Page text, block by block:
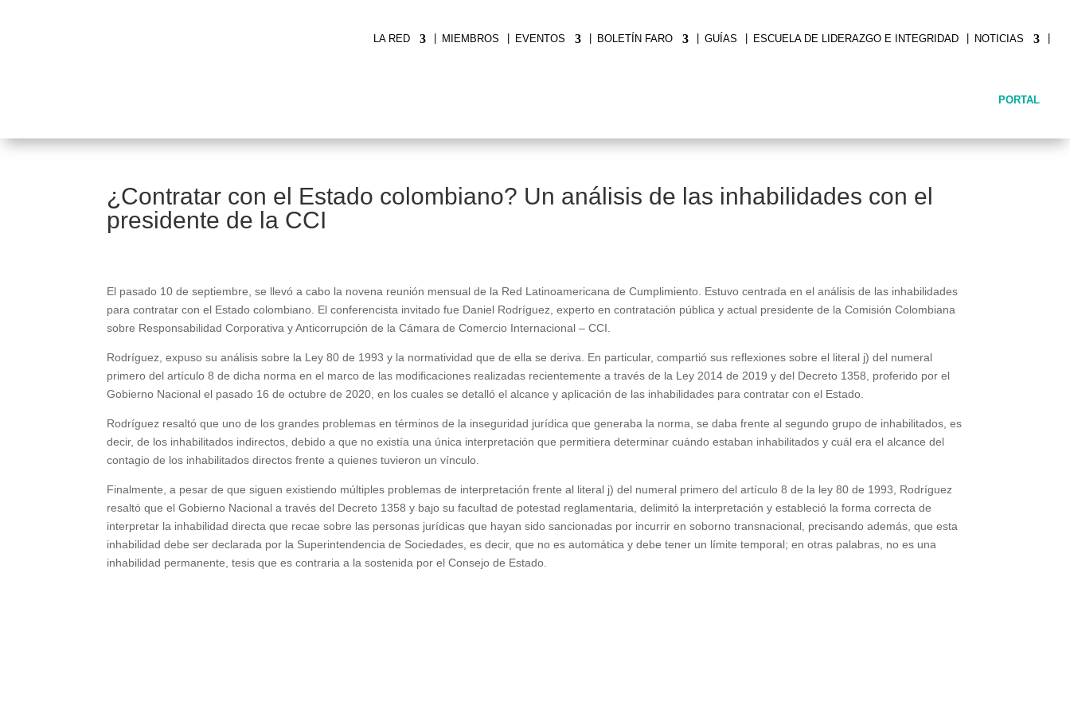
LA RED MIEMBROS EVENTOS BOLETÍN FARO GUÍAS ESCUELA DE LIDERAZGO E INTEGRIDAD NOTICIAS
PORTAL
¿Contratar con el Estado colombiano? Un análisis de las inhabilidades con el
presidente de la CCI
El pasado 10 de septiembre, se llevó a cabo la novena reunión mensual de la Red Latinoamericana de Cumplimiento. Estuvo centrada en el análisis de las inhabilidades
para contratar con el Estado colombiano. El conferencista invitado fue Daniel Rodríguez, experto en contratación pública y actual presidente de la Comisión Colombiana
sobre Responsabilidad Corporativa y Anticorrupción de la Cámara de Comercio Internacional – CCI.
Rodríguez, expuso su análisis sobre la Ley 80 de 1993 y la normatividad que de ella se deriva. En particular, compartió sus reflexiones sobre el literal j) del numeral
primero del artículo 8 de dicha norma en el marco de las modificaciones realizadas recientemente a través de la Ley 2014 de 2019 y del Decreto 1358, proferido por el
Gobierno Nacional el pasado 16 de octubre de 2020, en los cuales se detalló el alcance y aplicación de las inhabilidades para contratar con el Estado.
Rodríguez resaltó que uno de los grandes problemas en términos de la inseguridad jurídica que generaba la norma, se daba frente al segundo grupo de inhabilitados, es
decir, de los inhabilitados indirectos, debido a que no existía una única interpretación que permitiera determinar cuándo estaban inhabilitados y cuál era el alcance del
contagio de los inhabilitados directos frente a quienes tuvieron un vínculo.
Finalmente, a pesar de que siguen existiendo múltiples problemas de interpretación frente al literal j) del numeral primero del artículo 8 de la ley 80 de 1993, Rodríguez
resaltó que el Gobierno Nacional a través del Decreto 1358 y bajo su facultad de potestad reglamentaria, delimitó la interpretación y estableció la forma correcta de
interpretar la inhabilidad directa que recae sobre las personas jurídicas que hayan sido sancionadas por incurrir en soborno transnacional, precisando además, que esta
inhabilidad debe ser declarada por la Superintendencia de Sociedades, es decir, que no es automática y debe tener un límite temporal; en otras palabras, no es una
inhabilidad permanente, tesis que es contraria a la sostenida por el Consejo de Estado.